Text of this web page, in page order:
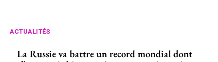
ACTUALITÉS
La Russie va battre un record mondial dont